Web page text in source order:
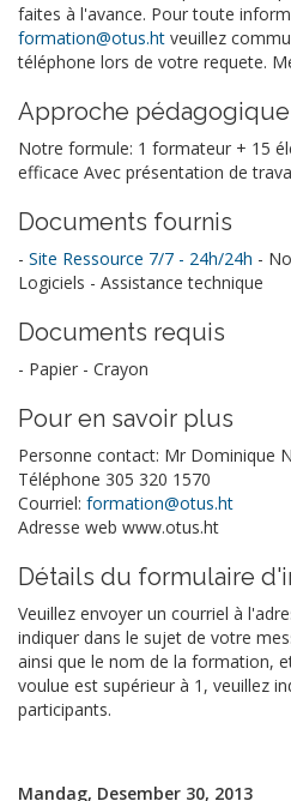
faites à l'avance. Pour toute
formation@otus.ht veuillez
téléphone lors de votre requete.
Approche pédagogique
Notre formule: 1 formateur + 15
efficace Avec présentation de
Documents fournis
- Site Ressource 7/7 - 24h/24h -
Logiciels - Assistance technique
Documents requis
- Papier - Crayon
Pour en savoir plus
Personne contact: Mr Dominique
Téléphone 305 320 1570
Courriel: formation@otus.ht
Adresse web www.otus.ht
Détails du formulaire
Veuillez envoyer un courriel à
indiquer dans le sujet de votre
ainsi que le nom de la formation,
voulue est supérieur à 1, veuillez
participants.
Mandag, Desember 30, 2013